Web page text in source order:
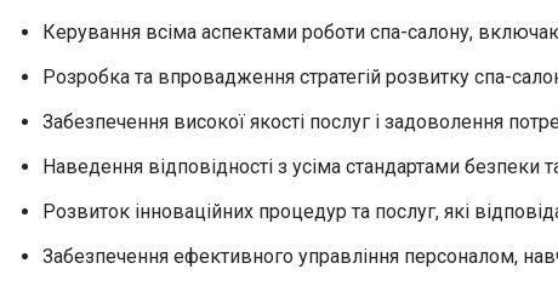
Керування всіма аспектами роботи спа-салону,
Розробка та впровадження стратегій розвитку спа-
Забезпечення високої якості послуг і задоволення
Наведення відповідності з усіма стандартами безпеки та
Розвиток інноваційних процедур та послуг, які
Забезпечення ефективного управління персоналом,